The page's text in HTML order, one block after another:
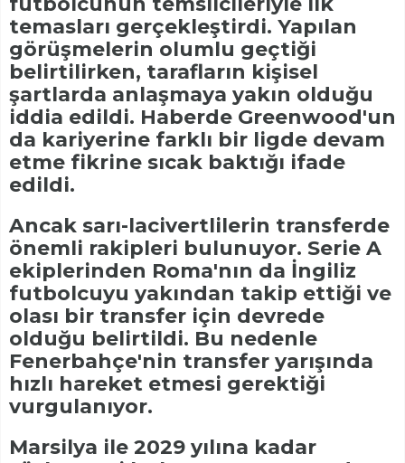
temasları gerçekleştirdi. Yapılan
görüşmelerin olumlu geçtiği
belirtilirken, tarafların kişisel
şartlarda anlaşmaya yakın olduğu
iddia edildi. Haberde Greenwood'un
da kariyerine farklı bir ligde devam
etme fikrine sıcak baktığı ifade
edildi.
Ancak sarı-lacivertlilerin transferde
önemli rakipleri bulunuyor. Serie A
ekiplerinden Roma'nın da İngiliz
futbolcuyu yakından takip ettiği ve
olası bir transfer için devrede
olduğu belirtildi. Bu nedenle
Fenerbahçe'nin transfer yarışında
hızlı hareket etmesi gerektiği
vurgulanıyor.
Marsilya ile 2029 yılına kadar